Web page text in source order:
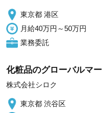
東京都 港区
月給40万円～50万円
業務委託
化粧品のグローバルマ
株式会社シロク
東京都 渋谷区